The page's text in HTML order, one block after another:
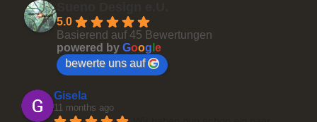
5.0
Basierend auf 45 Bewertungen
powered by Goog e
bewerte uns auf
Gisela
11 months ago